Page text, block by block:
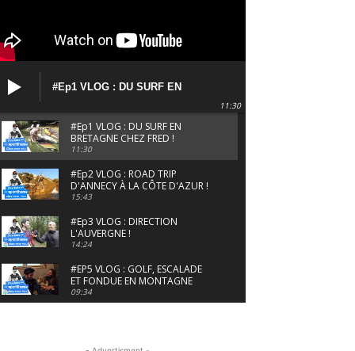
#Ep1 VLOG : DU SURF EN
11:30
#Ep1 VLOG : DU SURF EN
BRETAGNE CHEZ FRED !
11:30
#Ep2 VLOG : ROAD TRIP
D'ANNECY À LA CÔTE D'AZUR !
15:43
#Ep3 VLOG : DIRECTION
L'AUVERGNE !
14:24
#EP5 VLOG : GOLF, ESCALADE
ET FONDUE EN MONTAGNE
09:34